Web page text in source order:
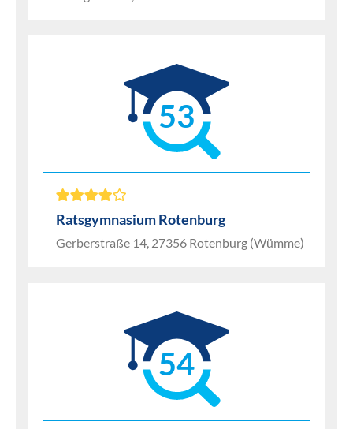
53
Ratsgymnasium Rotenburg
Gerberstraße 14, 27356 Rotenburg (Wümme)
54